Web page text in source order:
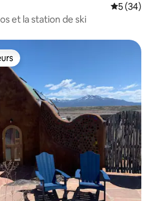
5 (34)
et la station de ski
les plus appréciés